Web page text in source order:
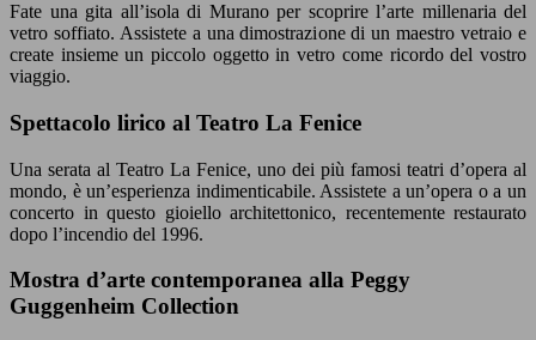
Fate una gita all’isola di Murano per scoprire l’arte millenaria del
vetro soffiato. Assistete a una dimostrazione di un maestro vetraio e
create insieme un piccolo oggetto in vetro come ricordo del vostro
viaggio.
Spettacolo lirico al Teatro La Fenice
Una serata al Teatro La Fenice, uno dei più famosi teatri d’opera al
mondo, è un’esperienza indimenticabile. Assistete a un’opera o a un
concerto in questo gioiello architettonico, recentemente restaurato
dopo l’incendio del 1996.
Mostra d’arte contemporanea alla Peggy
Guggenheim Collection